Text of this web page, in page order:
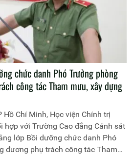
chức danh Phó Trưởng phòng
công tác Tham mưu, xây dựng
Chí Minh, Học viện Chính trị
hợp với Trường Cao đẳng Cảnh sát
lớp Bồi dưỡng chức danh Phó
đương phụ trách công tác Tham